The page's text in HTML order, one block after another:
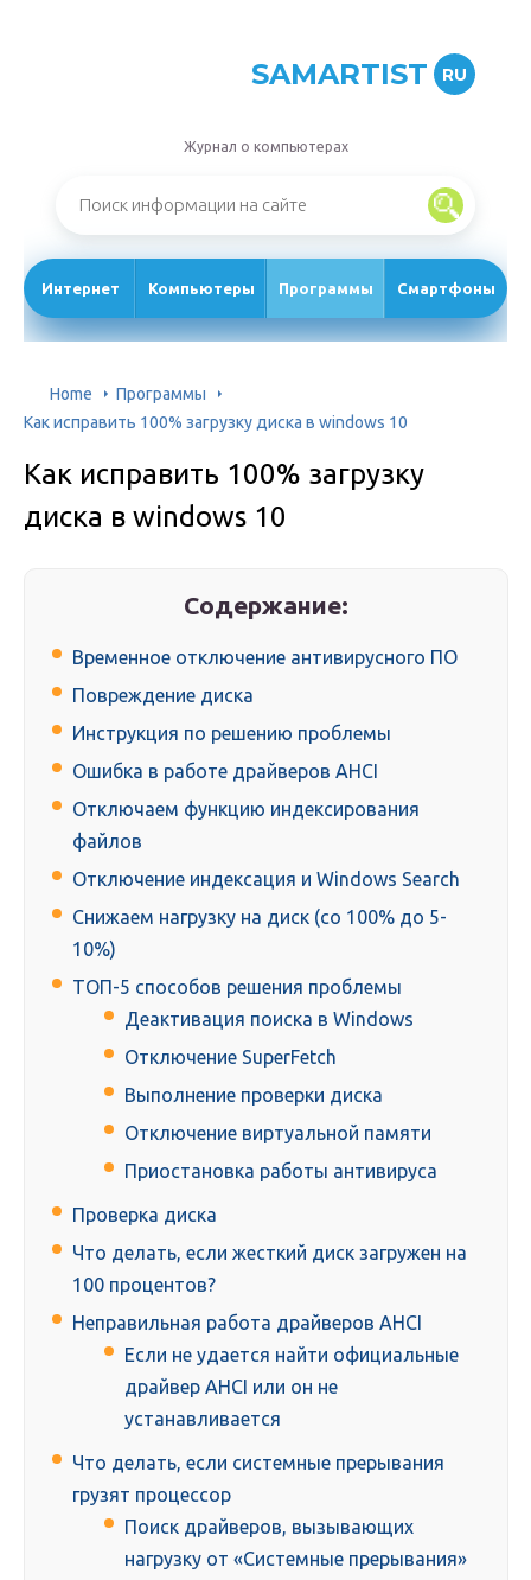
SAMARTIST RU
Журнал о компьютерах
Интернет Компьютеры Программы Смартфоны
Home
Программы
Как исправить 100% загрузку диска в windows 10
Как исправить 100% загрузку
диска в windows 10
Содержание:
Временное отключение антивирусного ПО
Повреждение диска
Инструкция по решению проблемы
Ошибка в работе драйверов AHCI
Отключаем функцию индексирования
файлов
Отключение индексация и Windows Search
Снижаем нагрузку на диск (со 100% до 5-
10%)
ТОП-5 способов решения проблемы
Деактивация поиска в Windows
Отключение SuperFetch
Выполнение проверки диска
Отключение виртуальной памяти
Приостановка работы антивируса
Проверка диска
Что делать, если жесткий диск загружен на
100 процентов?
Неправильная работа драйверов AHCI
Если не удается найти официальные
драйвер AHCI или он не
устанавливается
Что делать, если системные прерывания
грузят процессор
Поиск драйверов, вызывающих
нагрузку от «Системные прерывания»